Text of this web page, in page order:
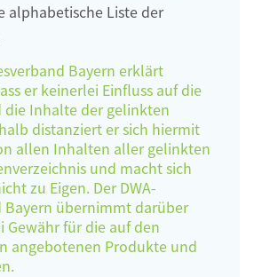
alphabetische Liste der
Bayern erklärt
er keinerlei Einfluss auf die
die Inhalte der gelinkten
distanziert er sich hiermit
allen Inhalten aller gelinkten
und macht sich
zu Eigen. Der DWA-
Bayern übernimmt darüber
Gewähr für die auf den
angebotenen Produkte und